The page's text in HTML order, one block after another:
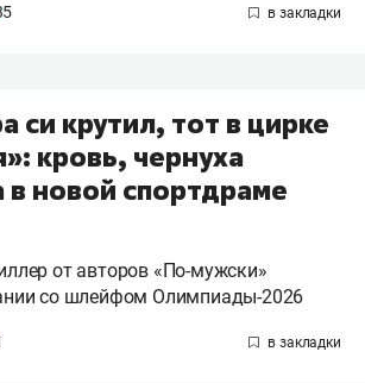
си крутил, тот в цирке
кровь, чернуха
в новой спортдраме
от авторов «По-мужски»
со шлейфом Олимпиады-2026